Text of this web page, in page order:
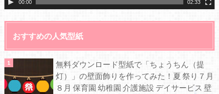
00:00 02:33
おすすめの人気型紙
無料ダウンロード型紙で「ちょうちん（提
灯）」の壁面飾りを作ってみた！夏 祭り７月
８月 保育園 幼稚園 介護施設 デイサービス 壁